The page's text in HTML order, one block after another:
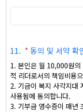
11. * 동의 및 서약 확
1. 본인은 월 10,000원의
적 리더로서의 책임비용
2. 기금이 복지 사각지대
사용됨에 동의합니다.
3. 기부금 영수증이 매년